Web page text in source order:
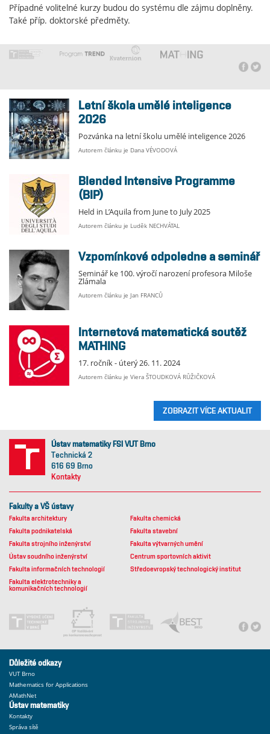
Případné volitelné kurzy budou do systému dle zájmu doplněny.
Také příp. doktorské předměty.
Letní škola umělé inteligence
2026
Pozvánka na letní školu umělé inteligence 2026
Autorem článku je Dana VÉVODOVÁ
Blended Intensive Programme
(BIP)
Held in L’Aquila from June to July 2025
Autorem článku je Luděk NECHVÁTAL
Vzpomínkové odpoledne a seminář
Seminář ke 100. výročí narození profesora Miloše
Zlámala
Autorem článku je Jan FRANCŮ
Internetová matematická soutěž
MATHING
17. ročník - úterý 26. 11. 2024
Autorem článku je Viera ŠTOUDKOVÁ RŮŽIČKOVÁ
ZOBRAZIT VÍCE AKTUALIT
Ústav matematiky FSI VUT Brno
Technická 2
616 69 Brno
Kontakty
Fakulty a VŠ ústavy
Fakulta architektury
Fakulta chemická
Fakulta podnikatelská
Fakulta stavební
Fakulta strojního inženýrství
Fakulta výtvarných umění
Ústav soudního inženýrství
Centrum sportovních aktivit
Fakulta informačních technologií
Středoevropský technologický institut
Fakulta elektrotechniky a
komunikačních technologií
Důležité odkazy
VUT Brno
Mathematics for Applications
AMathNet
Ústav matematiky
Kontakty
Správa sítě